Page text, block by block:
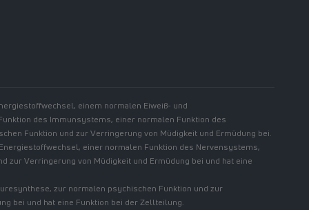
www.linkedin.com/showcase/spermidinelife
einem normalen Eiweiß- und
des Immunsystems, einer normalen Funktion des
Funktion und zur Verringerung von Müdigkeit und Ermüdung bei.
einer normalen Funktion des Nervensystems,
zur Verringerung von Müdigkeit und Ermüdung bei und hat eine
zur normalen psychischen Funktion und zur
bei und hat eine Funktion bei der Zellteilung.